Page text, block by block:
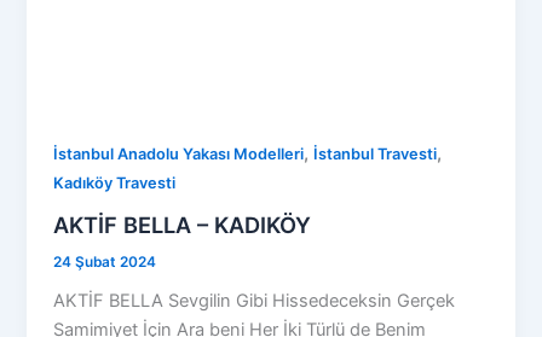
İstanbul Anadolu Yakası Modelleri, İstanbul Travesti,
Kadıköy Travesti
AKTİF BELLA – KADIKÖY
24 Şubat 2024
AKTİF BELLA Sevgilin Gibi Hissedeceksin Gerçek
Samimiyet İçin Ara beni Her İki Türlü de Benim